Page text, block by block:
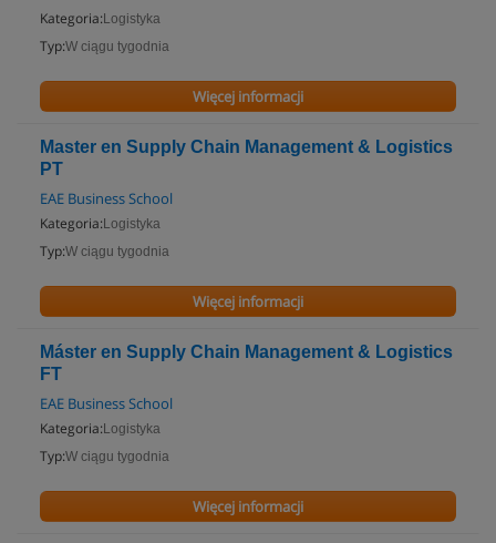
Kategoria: Logistyka
Typ:W ciągu tygodnia
Więcej informacji
Master en Supply Chain Management & Logistics
PT
EAE Business School
Kategoria: Logistyka
Typ:W ciągu tygodnia
Więcej informacji
Máster en Supply Chain Management & Logistics
FT
EAE Business School
Kategoria: Logistyka
Typ:W ciągu tygodnia
Więcej informacji